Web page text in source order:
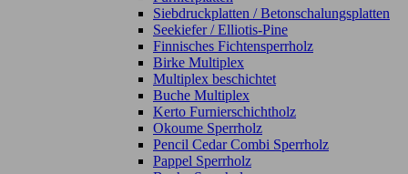
Siebdruckplatten / Betonschalungsplatten
Seekiefer / Elliotis-Pine
Finnisches Fichtensperrholz
Birke Multiplex
Multiplex beschichtet
Buche Multiplex
Kerto Furnierschichtholz
Okoume Sperrholz
Pencil Cedar Combi Sperrholz
Pappel Sperrholz